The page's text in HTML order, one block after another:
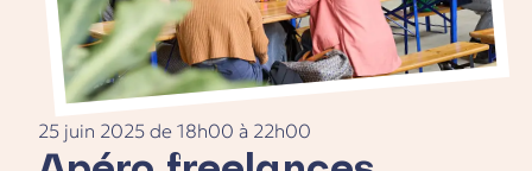
25 juin 2025 de 18h00 à 22h00